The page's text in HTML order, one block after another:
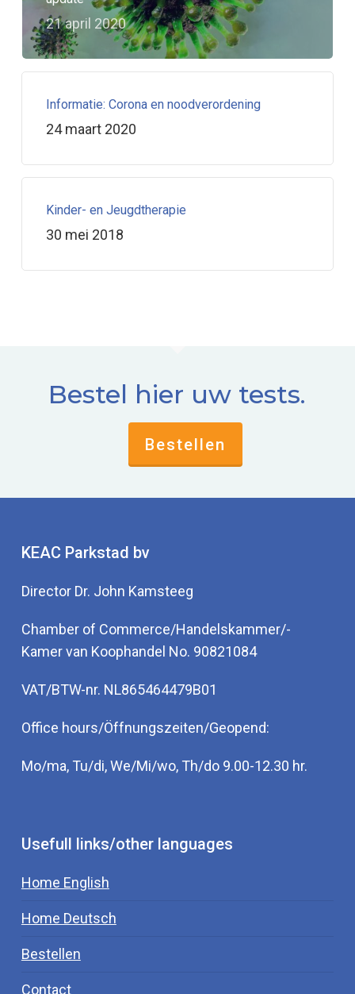
21 april 2020
Informatie: Corona en noodverordening
24 maart 2020
Kinder- en Jeugdtherapie
30 mei 2018
Bestel hier uw tests.
Bestellen
KEAC Parkstad bv
Director Dr. John Kamsteeg
Chamber of Commerce/Handelskammer/-
Kamer van Koophandel No. 90821084
VAT/BTW-nr. NL865464479B01
Office hours/Öffnungszeiten/Geopend:
Mo/ma, Tu/di, We/Mi/wo, Th/do 9.00-12.30 hr.
Usefull links/other languages
Home English
Home Deutsch
Bestellen
Contact